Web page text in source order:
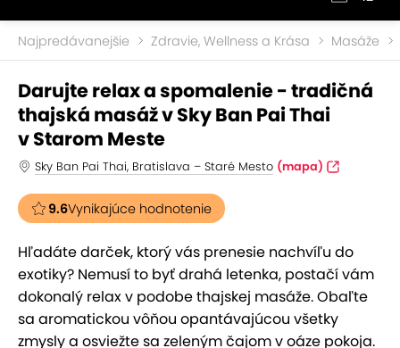
Najpredávanejšie Zdravie, Wellness a Krása Masáže
Darujte relax a spomalenie - tradičná
thajská masáž v Sky Ban Pai Thai
v Starom Meste
Sky Ban Pai Thai, Bratislava – Staré Mesto (mapa)
9.6Vynikajúce hodnotenie
Hľadáte darček, ktorý vás prenesie nachvíľu do
exotiky? Nemusí to byť drahá letenka, postačí vám
dokonalý relax v podobe thajskej masáže. Obaľte
sa aromatickou vôňou opantávajúcou všetky
zmysly a osviežte sa zeleným čajom v oáze pokoja.